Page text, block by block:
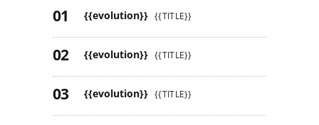
{{evolution}} {{TITLE}}
{{evolution}} {{TITLE}}
{{evolution}} {{TITLE}}